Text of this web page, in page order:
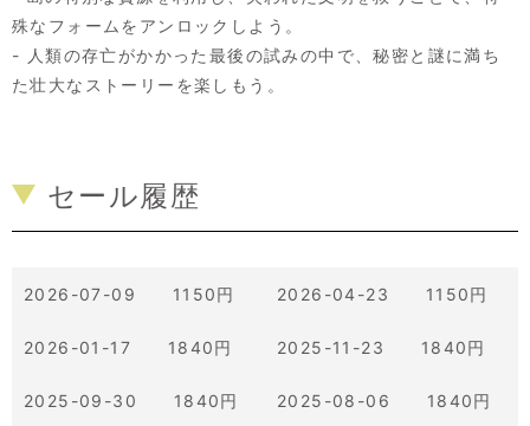
殊なフォームをアンロックしよう。
- 人類の存亡がかかった最後の試みの中で、秘密と謎に満ち
た壮大なストーリーを楽しもう。
セール履歴
2026-07-09 1150円 2026-04-23 1150円
2026-01-17 1840円 2025-11-23 1840円
2025-09-30 1840円 2025-08-06 1840円